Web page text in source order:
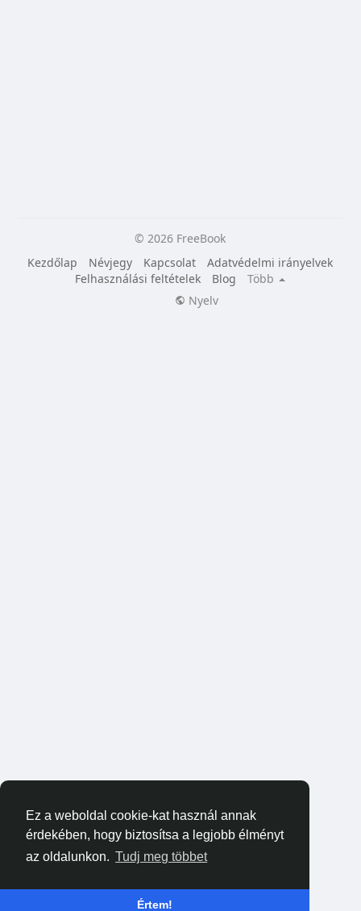
Ez a weboldal cookie-kat használ annak
érdekében, hogy biztosítsa a legjobb élményt
az oldalunkon. Tudj meg többet
Értem!
© 2026 FreeBook
Kezdőlap
Névjegy Kapcsolat
Adatvédelmi irányelvek
Felhasználási feltételek
Blog
Több
Nyelv